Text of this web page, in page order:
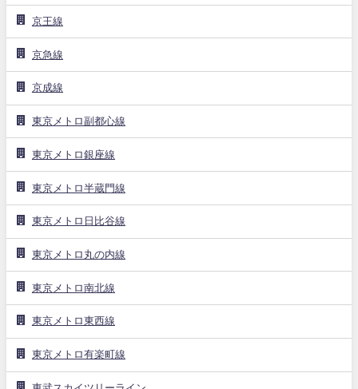
京王線
京急線
京成線
東京メトロ副都心線
東京メトロ銀座線
東京メトロ半蔵門線
東京メトロ日比谷線
東京メトロ丸の内線
東京メトロ南北線
東京メトロ東西線
東京メトロ有楽町線